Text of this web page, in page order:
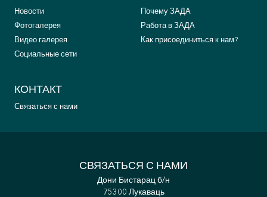
Новости
Фотогалерея
Видео галерея
Социальные сети
Почему ЗАДА
Работа в ЗАДА
Как присоединиться к нам?
КОНТАКТ
Связаться с нами
СВЯЗАТЬСЯ С НАМИ
Дони Бистарац б/н
75300 Лукаваць